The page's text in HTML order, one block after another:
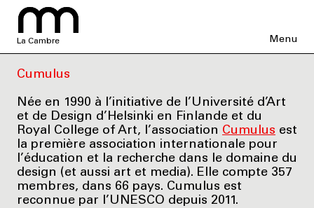
La Cambre Menu
Cumulus
Née en 1990 à l’initiative de l’Université d’Art
et de Design d’Helsinki en Finlande et du
Royal College of Art, l’association Cumulus est
la première association internationale pour
l’éducation et la recherche dans le domaine du
design (et aussi art et media). Elle compte 357
membres, dans 66 pays. Cumulus est
reconnue par l’UNESCO depuis 2011.